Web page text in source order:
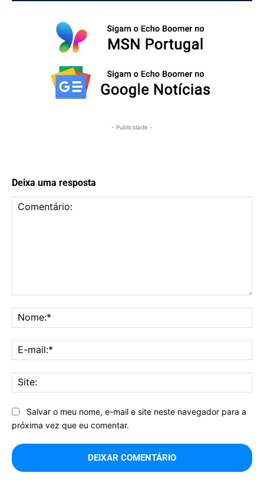
- Publicidade -
Deixa uma resposta
Salvar o meu nome, e-mail e site neste navegador para a
próxima vez que eu comentar.